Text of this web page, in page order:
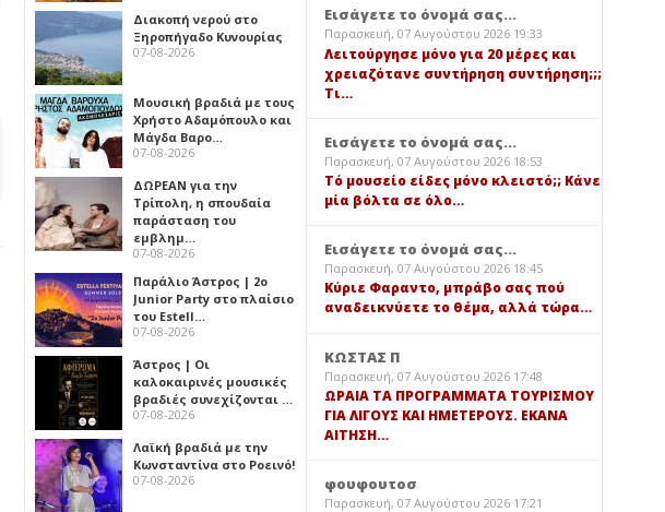
Διακοπή νερού στο
Ξηροπήγαδο Κυνουρίας
07-08-2026
Μουσική βραδιά με τους
Χρήστο Αδαμόπουλο και
Μάγδα Βαρο…
07-08-2026
ΔΩΡΕΑΝ για την
Τρίπολη, η σπουδαία
παράσταση του
εμβλημ…
07-08-2026
Παράλιο Άστρος | 2ο
Junior Party στο πλαίσιο
του Estell…
07-08-2026
Άστρος | Οι
καλοκαιρινές μουσικές
βραδιές συνεχίζονται …
07-08-2026
Λαϊκή βραδιά με την
Κωνσταντίνα στο Ροεινό!
07-08-2026
Εισάγετε το όνομά σας...
Παρασκευή, 07 Αυγούστου 2026 19:33
Λειτούργησε μόνο για 20 μέρες και
χρειαζότανε συντήρηση συντήρηση;;;
Τι…
Εισάγετε το όνομά σας...
Παρασκευή, 07 Αυγούστου 2026 18:53
Τό μουσείο είδες μόνο κλειστό;; Κάνε
μία βόλτα σε όλο…
Εισάγετε το όνομά σας...
Παρασκευή, 07 Αυγούστου 2026 18:45
Κύριε Φαραντο, μπράβο σας πού
αναδεικνύετε το θέμα, αλλά τώρα…
ΚΩΣΤΑΣ Π
Παρασκευή, 07 Αυγούστου 2026 17:48
ΩΡΑΙΑ ΤΑ ΠΡΟΓΡΑΜΜΑΤΑ ΤΟΥΡΙΣΜΟΥ
ΓΙΑ ΛΙΓΟΥΣ ΚΑΙ ΗΜΕΤΕΡΟΥΣ. ΕΚΑΝΑ
ΑΙΤΗΣΗ…
φουφουτοσ
Παρασκευή, 07 Αυγούστου 2026 17:21